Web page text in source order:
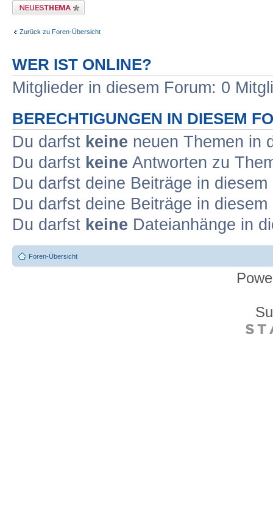
Neues Thema erstellen
Zurück zu Foren-Übersicht
WER IST ONLINE?
Mitglieder in diesem Forum: 0
BERECHTIGUNGEN IN DIESEM
Du darfst keine neuen Themen in
Du darfst keine Antworten zu
Du darfst deine Beiträge in
Du darfst deine Beiträge in
Du darfst keine Dateianhänge in
Foren-Übersicht